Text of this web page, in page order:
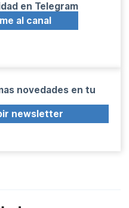
en Telegram
al canal
novedades en tu
newsletter